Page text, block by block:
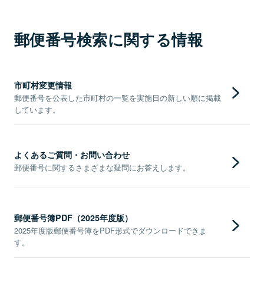
郵便番号検索に関する情報
市町村変更情報
郵便番号を公表した市町村の一覧を実施日の新しい順に掲載
しています。
よくあるご質問・お問い合わせ
郵便番号に関するさまざまな疑問にお答えします。
郵便番号簿PDF（2025年度版）
2025年度版郵便番号簿をPDF形式でダウンロードできま
す。